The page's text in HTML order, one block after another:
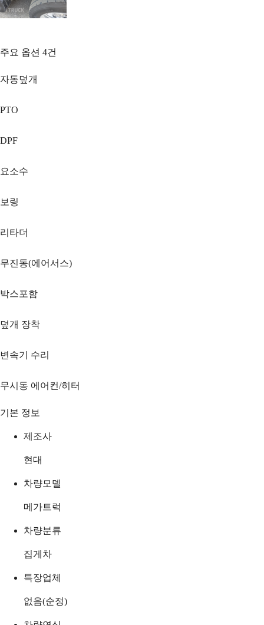
주요 옵션 4건
자동덮개
PTO
DPF
요소수
보링
리타더
무진동(에어서스)
박스포함
덮개 장착
변속기 수리
무시동 에어컨/히터
기본 정보
제조사
현대
차량모델
메가트럭
차량분류
집게차
특장업체
없음(순정)